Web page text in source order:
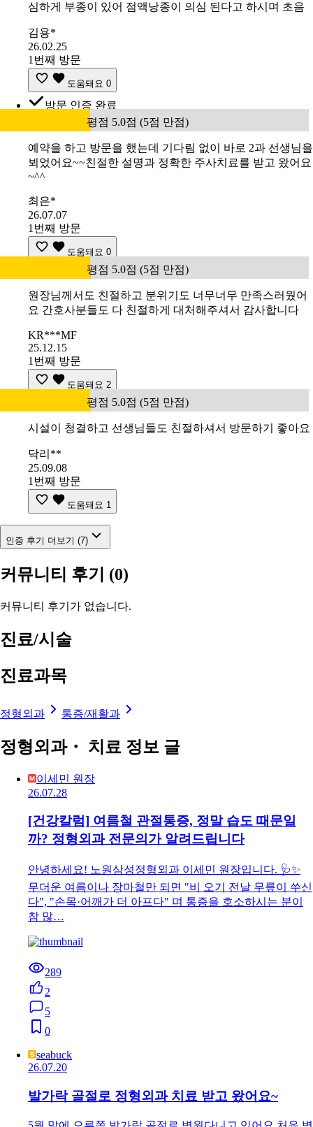
심하게 부종이 있어 점액낭종이 의심 된다고 하시며 초음
김용*
26.02.25
1번째 방문
도움돼요 0
방문 인증 완료
평점 5.0점 (5점 만점)
예약을 하고 방문을 했는데 기다림 없이 바로 2과 선생님을
뵈었어요~~친절한 설명과 정확한 주사치료를 받고 왔어요
~^^
최은*
26.07.07
1번째 방문
도움돼요 0
평점 5.0점 (5점 만점)
원장님께서도 친절하고 분위기도 너무너무 만족스러웠어
요 간호사분들도 다 친절하게 대처해주셔서 감사합니다
KR***MF
25.12.15
1번째 방문
도움돼요 2
평점 5.0점 (5점 만점)
시설이 청결하고 선생님들도 친절하셔서 방문하기 좋아요
닥리**
25.09.08
1번째 방문
도움돼요 1
인증 후기 더보기 (7)
커뮤니티 후기 (0)
커뮤니티 후기가 없습니다.
진료/시술
진료과목
정형외과 통증/재활과
정형외과・ 치료 정보 글
이세민 원장
26.07.28
[건강칼럼] 여름철 관절통증, 정말 습도 때문일
까? 정형외과 전문의가 알려드립니다
안녕하세요! 노원삼성정형외과 이세민 원장입니다. 🩺✨
무더운 여름이나 장마철만 되면 "비 오기 전날 무릎이 쑤신
다", "손목·어깨가 더 아프다" 며 통증을 호소하시는 분이
참 많…
289
2
5
0
seabuck
26.07.20
발가락 골절로 정형외과 치료 받고 왔어요~